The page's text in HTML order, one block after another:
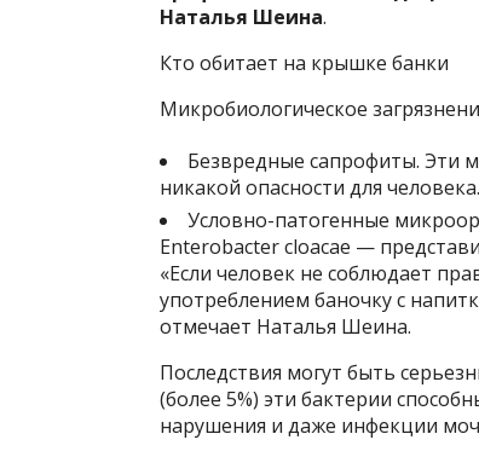
Наталья Шеина.
Кто обитает на крышке банки
Микробиологическое
Безвредные сапрофиты. Эти
никакой опасности для человека.
Условно-патогенные
Enterobacter cloacae —
«Если человек не соблюдает
употреблением баночку с
отмечает Наталья Шеина.
Последствия могут быть
(более 5%) эти бактерии
нарушения и даже инфекции